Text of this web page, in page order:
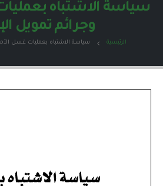
سياسة الاشتباه
وجرائم تمويل
الرئيسية سياسة الاشتباه بعمليات غسل